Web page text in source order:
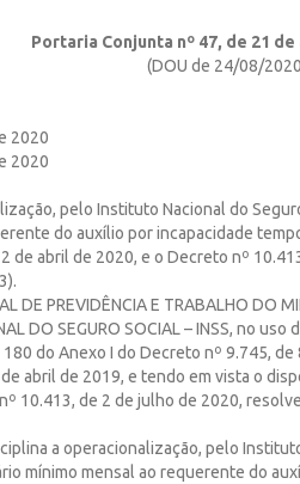
Portaria Conjunta nº 47, de 21
(DOU de 24/08/
2020
2020
pelo Instituto Nacional do
do auxílio por incapacidade
de abril de 2020, e o Decreto nº
DE PREVIDÊNCIA E TRABALHO DO
DO SEGURO SOCIAL – INSS, no
do Anexo I do Decreto nº 9.745,
abril de 2019, e tendo em vista o
10.413, de 2 de julho de 2020,
a operacionalização, pelo
mínimo mensal ao requerente do